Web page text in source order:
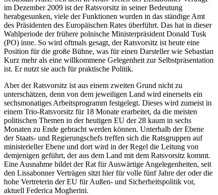
im Dezember 2009 ist der Ratsvorsitz in seiner Bedeutung
herabgesunken, viele der Funktionen wurden in das ständige Amt
des Präsidenten des Europäischen Rates überführt. Das hat in dieser
Wahlperiode der frühere polnische Ministerpräsident Donald Tusk
(PO) inne. So wird oftmals gesagt, der Ratsvorsitz ist heute eine
Position für die große Bühne, was für einen Darsteller wie Sebastian
Kurz mehr als eine willkommene Gelegenheit zur Selbstpräsentation
ist. Er nutzt sie auch für praktische Politik.
Aber der Ratsvorsitz ist aus einem zweiten Grund nicht zu
unterschätzen, denn von dem jeweiligen Land wird einerseits ein
sechsmonatiges Arbeitsprogramm festgelegt. Dieses wird zumeist in
einem Trio-Ratsvorsitz für 18 Monate erarbeitet, da die meisten
politischen Themen in der heutigen EU der 28 kaum in sechs
Monaten zu Ende gebracht werden können. Unterhalb der Ebene
der Staats- und Regierungschefs treffen sich die Ratsgruppen auf
ministerieller Ebene und dort wird in der Regel die Leitung von
demjenigen geführt, der aus dem Land mit dem Ratsvorsitz kommt.
Eine Ausnahme bildet der Rat für Auswärtige Angelegenheiten, seit
den Lissabonner Verträgen sitzt hier für volle fünf Jahre der oder die
hohe Vertreterin der EU für Außen- und Sicherheitspolitik vor,
aktuell Federica Mogherini.